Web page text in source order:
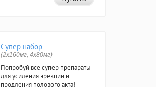
Супер набор
(2х160мг, 4х80мг)
Попробуй все супер препараты
для усиления эрекции и
продления полового акта!